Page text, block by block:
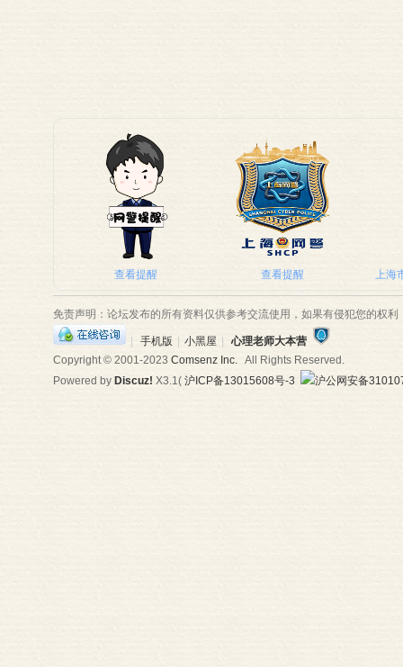
查看提醒 查看提醒 上海
免责声明：论坛发布的所有资料仅供参考交流使用，如果有侵犯您的权
手机版 小黑屋
心理老师大本营
Copyright © 2001-2023 Comsenz Inc.All Rights Reserved.
Powered by Discuz! X3.1( 沪ICP备13015608号-3 沪公网安备